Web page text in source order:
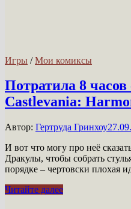
Игры /Мои комиксы
Потратила 8
Castlevania:
Автор: Гертруда Гринхоу
И вот что могу про неё
Дракулы, чтобы собрать
порядке – чертовски плохая
Потратила
Читайте далее